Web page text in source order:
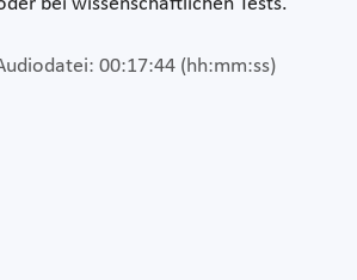
00:17:44 (hh:mm:ss)